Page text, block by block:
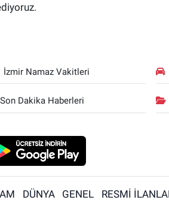
İzmir Namaz Vakitleri
Son Dakika Haberleri
DÜNYA GENEL RESMİ